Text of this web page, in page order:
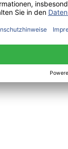
z.B. amazon